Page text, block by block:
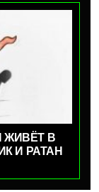
ЖИВЁТ В
И РАТАН